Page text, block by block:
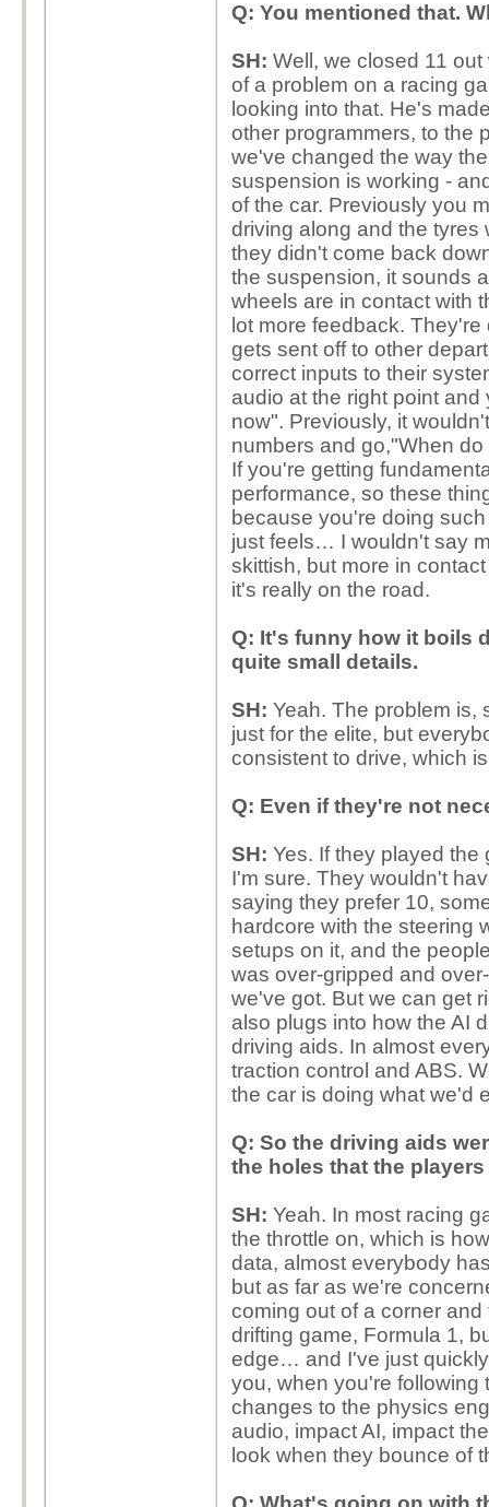
Q: You mentioned that.
SH: Well, we closed 11
of a problem on a racing
looking into that. He's
other programmers, to the
we've changed the way
suspension is working -
of the car. Previously you
driving along and the tyres
they didn't come back
the suspension, it sounds
wheels are in contact with
lot more feedback.
gets sent off to other
correct inputs to their
audio at the right point
now". Previously, it
numbers and go,"When
If you're getting
performance, so these
because you're doing
just feels… I wouldn't say
skittish, but more in
it's really on the road.
Q: It's funny how it boils
quite small details.
SH: Yeah. The problem is,
just for the elite, but
consistent to drive, which
Q: Even if they're not
SH: Yes. If they played
I'm sure. They wouldn't
saying they prefer 10,
hardcore with the steering
setups on it, and the
was over-gripped and
we've got. But we can get
also plugs into how the AI
driving aids. In almost
traction control and ABS.
the car is doing what we'd
Q: So the driving aids
the holes that the
SH: Yeah. In most racing
the throttle on, which is
data, almost everybody
but as far as we're
coming out of a corner
drifting game, Formula 1,
edge… and I've just
you, when you're following
changes to the physics
audio, impact AI, impact
look when they bounce of